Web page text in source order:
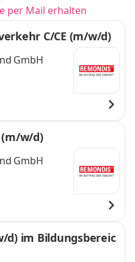
per Mail erhalten
C/CE (m/w/d)
GmbH
w/d)
GmbH
d) im Bildungsbereic